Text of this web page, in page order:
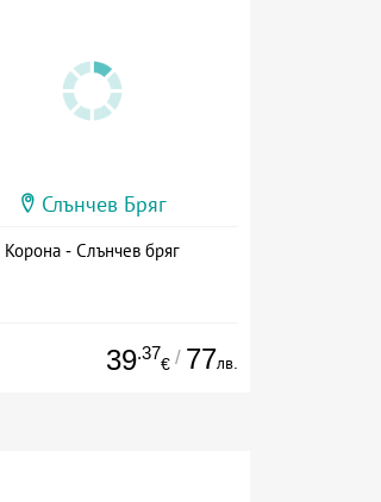
Слънчев Бряг
Корона - Слънчев бряг
39.37
€ / 77лв.